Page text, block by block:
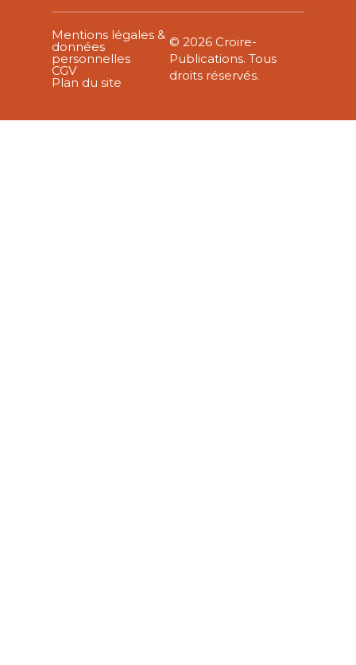
Mentions légales &
données
personnelles
CGV
Plan du site
© 2026 Croire-
Publications. Tous
droits réservés.